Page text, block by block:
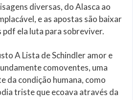
diversas, do Alasca ao
e as apostas são baixar
ela luta para sobreviver.
A Lista de Schindler amor e
comoventes, uma
da condição humana, como
triste que ecoava através da